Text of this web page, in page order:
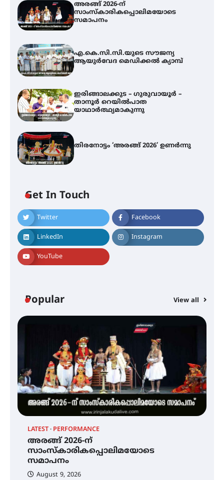
അരങ്ങ് 2026-ന്
സാംസ്കാരികപ്പൊലിമയോടെ
സമാപനം
എ.കെ.സി.സി.യുടെ സൗജന്യ
ആയുർവേദ മെഡിക്കൽ ക്യാമ്പ്
ഇരിങ്ങാലക്കുട – ഗുരുവായൂർ –
താനൂർ റെയിൽപാത
യാഥാർത്ഥ്യമാകുന്നു
തിരനോട്ടം ‘അരങ്ങ് 2026’ ഉണർന്നു
Get In Touch
Twitter Facebook
LinkedIn Instagram
YouTube
Popular View all
LATEST PERFORMANCE
അരങ്ങ് 2026-ന്
സാംസ്കാരികപ്പൊലിമയോടെ
സമാപനം
August 9, 2026
ഇരിങ്ങാലക്കുട – ഗുരുവായൂർ –
താനൂർ റെയിൽപാത
യാഥാർത്ഥ്യമാകുന്നു
ഐ.ടി.യു. ബാങ്കിലെ
നിക്ഷേപകർക്ക് പണം തിരികെ
ലഭ്യമാക്കാൻ കേന്ദ്ര-കേരള
സർക്കാരുകൾ അടിയന്തരമായി
ഇടപെടണമെന്ന് ഐ.ടി.യു. ബാങ്ക്
നിക്ഷേപക സംരക്ഷണ സമിതി
ശക്തമായ കാറ്റിന് സാധ്യത –
ആഗസ്റ്റ് 12 വരെ മഴ തുടരും,
തൃശൂർ ജില്ലയിൽ മഞ്ഞ അലർട്ട്
അരങ്ങ് 2026-ന്
സാംസ്കാരികപ്പൊലിമയോടെ
സമാപനം